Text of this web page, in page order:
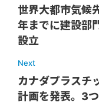
世界大都市気候
年までに建設部
設立
Next
カナダプラスチ
計画を発表。3